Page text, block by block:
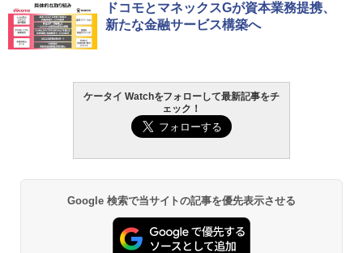
ドコモとマネックスGが資本業務提携、
新たな金融サービス構築へ
ケータイ Watchをフォローして最新記事をチ
ェック！
Google 検索で当サイトの記事を優先表示させる